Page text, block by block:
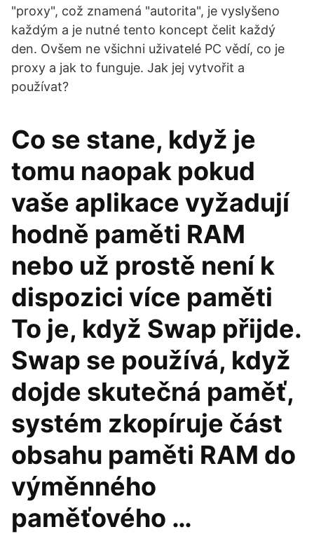
"proxy", což znamená "autorita", je vyslyšeno
každým a je nutné tento koncept čelit každý
den. Ovšem ne všichni uživatelé PC vědí, co je
proxy a jak to funguje. Jak jej vytvořit a
používat?
Co se stane, když je
tomu naopak pokud
vaše aplikace vyžadují
hodně paměti RAM
nebo už prostě není k
dispozici více paměti
To je, když Swap přijde.
Swap se používá, když
dojde skutečná paměť,
systém zkopíruje část
obsahu paměti RAM do
výměnného
paměťového …